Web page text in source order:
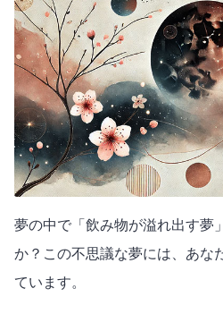
夢の中で「飲み物が溢れ出す夢
か？この不思議な夢には、あな
ています。